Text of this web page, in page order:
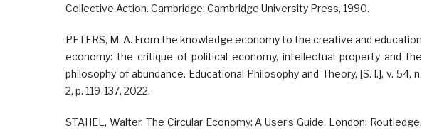
Collective Action. Cambridge: Cambridge University Press, 1990.
PETERS, M. A. From the knowledge economy to the creative and education
economy: the critique of political economy, intellectual property and the
philosophy of abundance. Educational Philosophy and Theory, [S. l.], v. 54, n.
2, p. 119-137, 2022.
STAHEL, Walter. The Circular Economy: A User’s Guide. London: Routledge,